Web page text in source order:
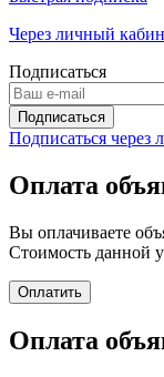
Через личный
Подписаться
Подписаться через
Оплата
Вы оплачиваете
Стоимость данной
Оплата